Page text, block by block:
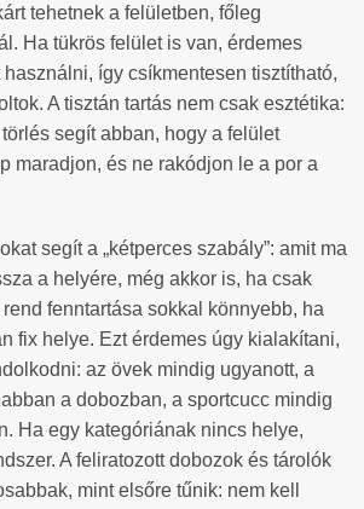
tehetnek a felületben, főleg
Ha tükrös felület is van, érdemes
így csíkmentesen tisztítható,
A tisztán tartás nem csak esztétika:
segít abban, hogy a felület
maradjon, és ne rakódjon le a por a
segít a „kétperces szabály”: amit ma
a helyére, még akkor is, ha csak
fenntartása sokkal könnyebb, ha
fix helye. Ezt érdemes úgy kialakítani,
az övek mindig ugyanott, a
a dobozban, a sportcucc mindig
Ha egy kategóriának nincs helye,
A feliratozott dobozok és tárolók
mint elsőre tűnik: nem kell